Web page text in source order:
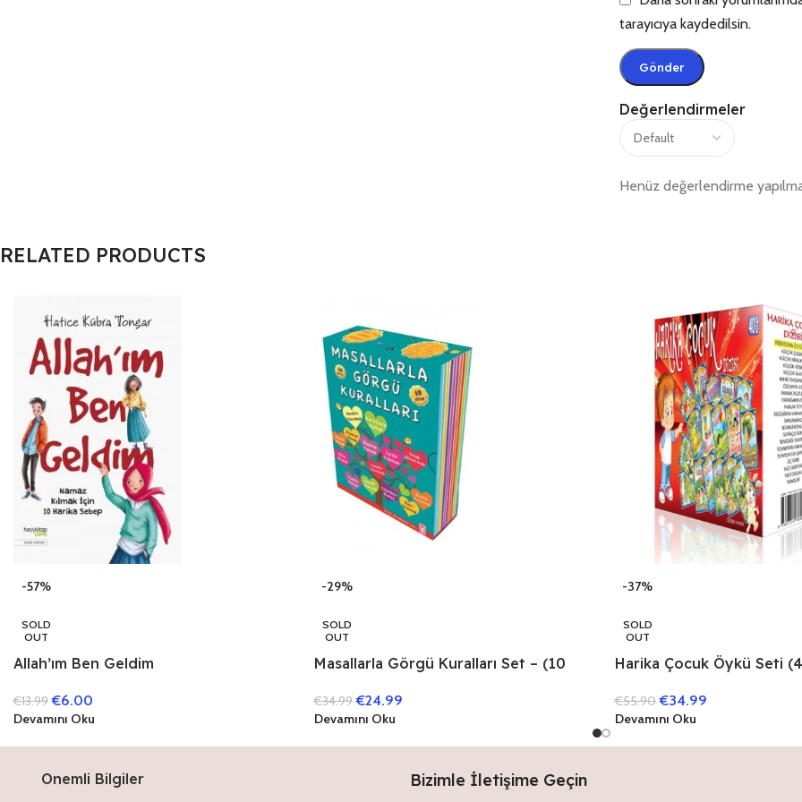
Değerlendirmeler
Henüz değerlendirme
tarayıcıya kaydedilsin.
RELATED PRODUCTS
-57%
SOLD
OUT
Allah’ım Ben Geldim
€13.99 €6.00
Devamını Oku
-29%
SOLD
OUT
Masallarla Görgü Kuralları Set – (10
€34.99 €24.99
Devamını Oku
-37%
SOLD
OUT
Harika Çocuk Öykü Seti
€55.90 €34.99
Devamını Oku
Onemli Bilgiler Bizimle İletişime Geçin